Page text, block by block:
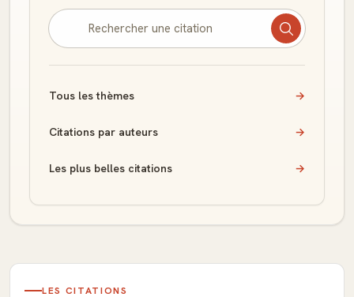
Tous les thèmes →
Citations par auteurs →
Les plus belles citations →
LES CITATIONS